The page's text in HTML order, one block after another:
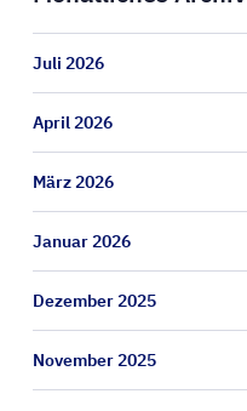
Juli 2026
April 2026
März 2026
Januar 2026
Dezember 2025
November 2025